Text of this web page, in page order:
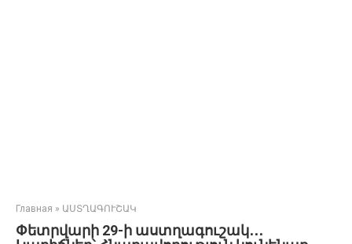
Главная » ԱՍՏՂԱԳՈՒՇԱԿ
Փետրվարի 29-ի աստղագուշակ․․․